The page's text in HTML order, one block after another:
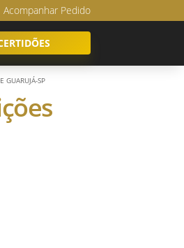
Acompanhar Pedido
GUARUJÁ-SP